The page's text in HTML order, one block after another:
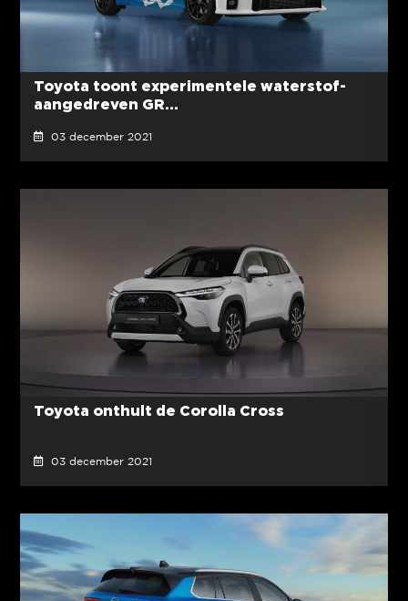
Toyota toont experimentele waterstof-
aangedreven GR...
03 december 2021
Toyota onthult de Corolla Cross
03 december 2021